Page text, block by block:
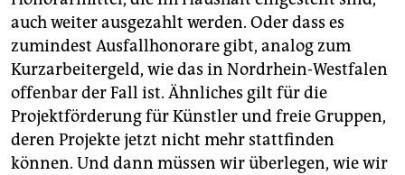
auch weiter ausgezahlt werden. Oder dass es
zumindest Ausfallhonorare gibt, analog zum
Kurzarbeitergeld, wie das in Nordrhein-Westfalen
offenbar der Fall ist. Ähnliches gilt für die
Projektförderung für Künstler und freie Gruppen,
deren Projekte jetzt nicht mehr stattfinden
können. Und dann müssen wir überlegen, wie wir